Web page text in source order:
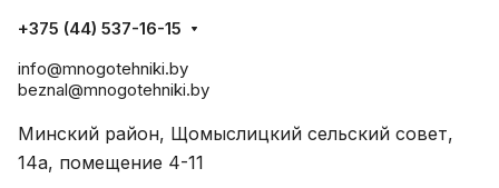
+375 (44) 537-16-15
info@mnogotehniki.by
beznal@mnogotehniki.by
Минский район, Щомыслицкий сельский совет,
14а, помещение 4-11